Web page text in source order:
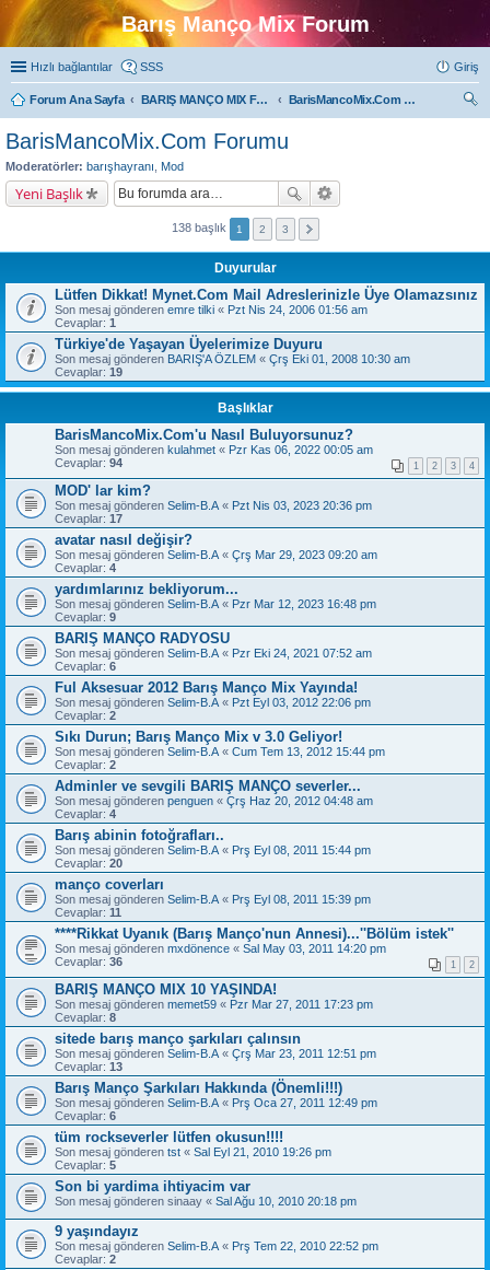
Barış Manço Mix Forum
Hızlı bağlantılar SSS Giriş
Forum Ana Sayfa BARIŞ MANÇO MIX FORUMLARI
BarisMancoMix.Com Forumu
BarisMancoMix.Com Forumu
Moderatörler: barışhayranı Mod
Yeni Başlık
138 başlık 1 2 3
Duyurular
Lütfen Dikkat! Mynet.Com Mail Adreslerinizle Üye Olamazsınız
Son mesaj gönderen emre tilki « Pzt Nis 24, 2006 01:56 am
Cevaplar: 1
Türkiye'de Yaşayan Üyelerimize Duyuru
Son mesaj gönderen BARIŞ'A ÖZLEM « Çrş Eki 01, 2008 10:30 am
Cevaplar: 19
Başlıklar
BarisMancoMix.Com'u Nasıl Buluyorsunuz?
Son mesaj gönderen kulahmet « Pzr Kas 06, 2022 00:05 am
Cevaplar: 94 1 2 3 4
MOD' lar kim?
Son mesaj gönderen Selim-B.A « Pzt Nis 03, 2023 20:36 pm
Cevaplar: 17
avatar nasıl değişir?
Son mesaj gönderen Selim-B.A « Çrş Mar 29, 2023 09:20 am
Cevaplar: 4
yardımlarınız bekliyorum...
Son mesaj gönderen Selim-B.A « Pzr Mar 12, 2023 16:48 pm
Cevaplar: 9
BARIŞ MANÇO RADYOSU
Son mesaj gönderen Selim-B.A « Pzr Eki 24, 2021 07:52 am
Cevaplar: 6
Ful Aksesuar 2012 Barış Manço Mix Yayında!
Son mesaj gönderen Selim-B.A « Pzt Eyl 03, 2012 22:06 pm
Cevaplar: 2
Sıkı Durun; Barış Manço Mix v 3.0 Geliyor!
Son mesaj gönderen Selim-B.A « Cum Tem 13, 2012 15:44 pm
Cevaplar: 2
Adminler ve sevgili BARIŞ MANÇO severler...
Son mesaj gönderen penguen « Çrş Haz 20, 2012 04:48 am
Cevaplar: 4
Barış abinin fotoğrafları..
Son mesaj gönderen Selim-B.A « Prş Eyl 08, 2011 15:44 pm
Cevaplar: 20
manço coverları
Son mesaj gönderen Selim-B.A « Prş Eyl 08, 2011 15:39 pm
Cevaplar: 11
****Rikkat Uyanık (Barış Manço'nun Annesi)...''Bölüm istek''
Son mesaj gönderen mxdönence « Sal May 03, 2011 14:20 pm
Cevaplar: 36 1 2
BARIŞ MANÇO MIX 10 YAŞINDA!
Son mesaj gönderen memet59 « Pzr Mar 27, 2011 17:23 pm
Cevaplar: 8
sitede barış manço şarkıları çalınsın
Son mesaj gönderen Selim-B.A « Çrş Mar 23, 2011 12:51 pm
Cevaplar: 13
Barış Manço Şarkıları Hakkında (Önemli!!!)
Son mesaj gönderen Selim-B.A « Prş Oca 27, 2011 12:49 pm
Cevaplar: 6
tüm rockseverler lütfen okusun!!!!
Son mesaj gönderen tst « Sal Eyl 21, 2010 19:26 pm
Cevaplar: 5
Son bi yardima ihtiyacim var
Son mesaj gönderen sinaay « Sal Ağu 10, 2010 20:18 pm
9 yaşındayız
Son mesaj gönderen Selim-B.A « Prş Tem 22, 2010 22:52 pm
Cevaplar: 2